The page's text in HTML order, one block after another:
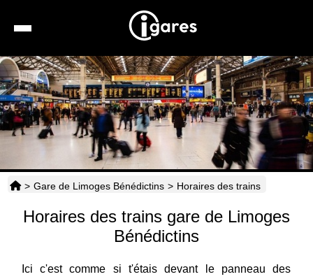
Recherche
Location de voiture
Hôtels
Horaires
> Gare de Limoges Bénédictins > Horaires des trains
Horaires des trains gare de Limoges
Bénédictins
Ici c'est comme si t'étais devant le panneau des